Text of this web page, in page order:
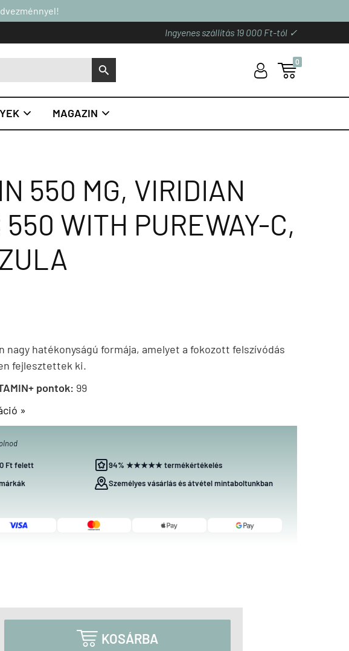
Ingyenes szállítás 19 000 Ft-tól ✓
S U 
0
 MAGAZIN 
550 MG, VIRIDIAN
550 WITH PUREWAY-C,
nagy hatékonyságú formája, amelyet a fokozott felszívódás
fejlesztettek ki.
pontok: 99
»
Ft felett
94% ★★★★★ termékértékelés
Személyes vásárlás és átvétel mintaboltunkban
 KOSÁRBA